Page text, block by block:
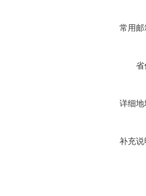
常用
省
详细
补充